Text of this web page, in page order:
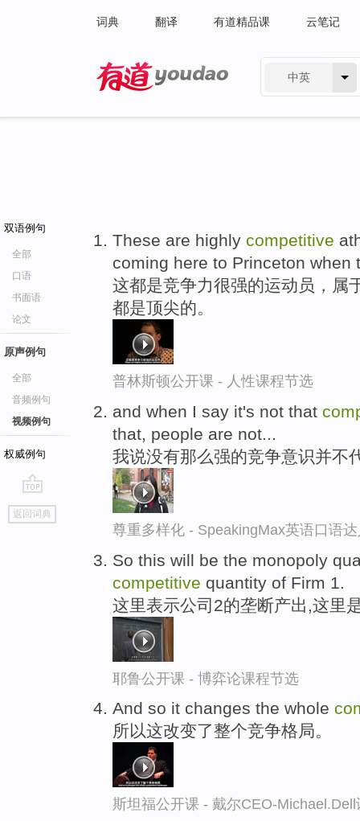
词典 翻译 有道精品课 云笔记
中英
双语例句
全部
口语
书面语
论文
原声例句
全部
音频例句
视频例句
权威例句
go
top
返回词典
These are highly competitive
coming here to Princeton when
这都是竞争力很强的运动员，属
都是顶尖的。
普林斯顿公开课 - 人性课程节选
and when I say it's not that
that, people are not...
我说没有那么强的竞争意识并
尊重多样化 - SpeakingMax英语口语
So this will be the monopoly
competitive quantity of Firm 1.
这里表示公司2的垄断产出,这里
耶鲁公开课 - 博弈论课程节选
And so it changes the whole
所以这改变了整个竞争格局。
斯坦福公开课 - 戴尔CEO-